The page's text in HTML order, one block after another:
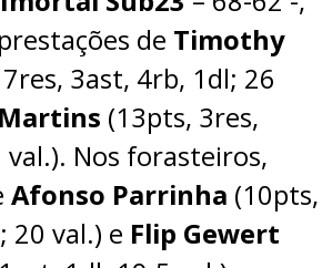
de Timothy
3ast, 4rb, 1dl; 26
(13pts, 3res,
Nos forasteiros,
Afonso Parrinha (10pts,
20 val.) e Flip Gewert